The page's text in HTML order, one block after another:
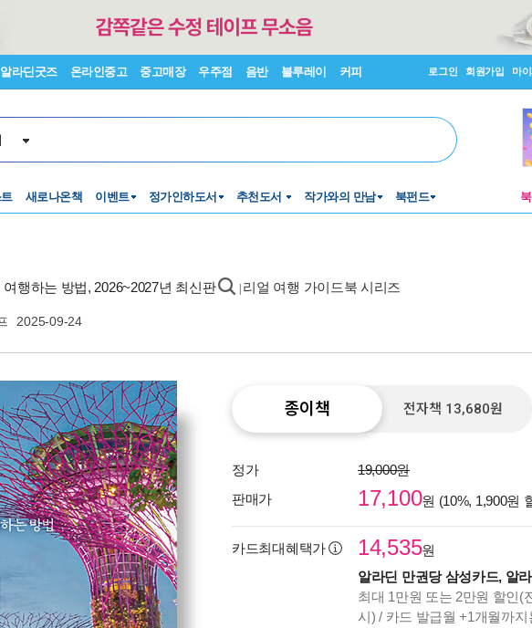
알라딘굿즈 온라인중고 중고매장 우주점 음반 블루레이 커피 로그인 회원가입 마
새로나온책 이벤트 정가인하도서 추천도서 작가와의 만남 북펀드
행하는 방법, 2026~2027년 최신판 리얼 여행 가이드북 시리즈
2025-09-24
종이책 전자책 13,680원
정가
19,000원
판매가
17,100원 (10%, 1,900원
카드최대혜택가 14,535원
알라딘 만권당 삼성카드, 알
최대 1만원 또는 2만원 할인(
시) / 카드 발급월 +1개월까